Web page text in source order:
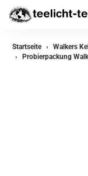
Startseite
Walkers
Probierpackung